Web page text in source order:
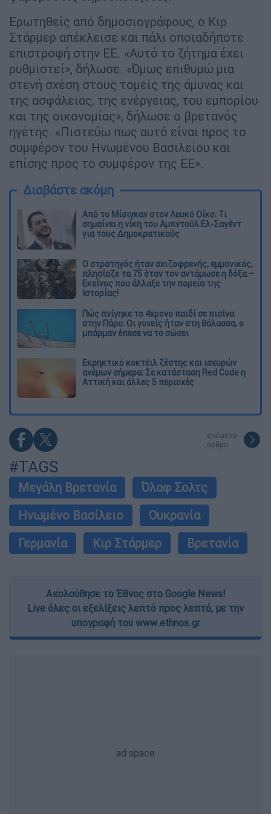
Ερωτηθείς από δημοσιογράφους, ο Κιρ
Στάρμερ απέκλεισε και πάλι οποιαδήποτε
επιστροφή στην ΕΕ. «Αυτό το ζήτημα έχει
ρυθμιστεί», δήλωσε. «Όμως επιθυμώ μια
στενή σχέση στους τομείς της άμυνας και
της ασφάλειας, της ενέργειας, του εμπορίου
και της οικονομίας», δήλωσε ο βρετανός
ηγέτης. «Πιστεύω πως αυτό είναι προς το
συμφέρον του Ηνωμένου Βασιλείου και
επίσης προς το συμφέρον της ΕΕ».
Διαβάστε ακόμη
Από το Μίσιγκαν στον Λευκό Οίκο: Τι
σημαίνει η νίκη του Αμπντούλ Ελ-Σαγέντ
για τους Δημοκρατικούς
O στρατηγός ήταν σχιζοφρενής, εμμονικός,
πλησίαζε τα 75 όταν τον αντάμωσε η δόξα –
Εκείνος που άλλαξε την πορεία της
Ιστορίας!
Πώς πνίγηκε το 4χρονο παιδί σε πισίνα
στην Πάρο: Οι γονείς ήταν στη θάλασσα, ο
μπάρμαν έπεσε να το σώσει
Εκρηκτικό κοκτέιλ ζέστης και ισχυρών
ανέμων σήμερα: Σε κατάσταση Red Code η
Αττική και άλλες 5 περιοχές
επόμενο
άρθρο
#TAGS
Μεγάλη Βρετανία
Όλαφ Σολτς
Ηνωμένο Βασίλειο
Ουκρανία
Γερμανία
Κιρ Στάρμερ Βρετανία
Ακολούθησε το Έθνος στο Google News!
Live όλες οι εξελίξεις λεπτό προς λεπτό, με την
υπογραφή του www.ethnos.gr